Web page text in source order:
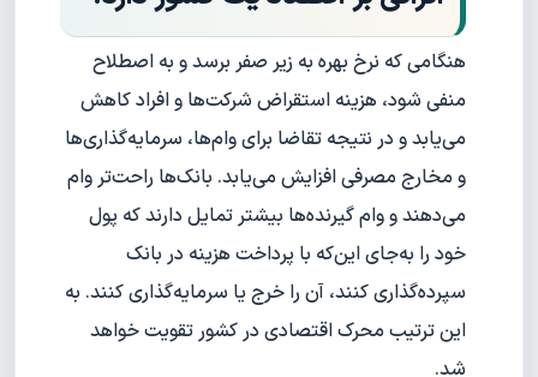
هنگامی که نرخ بهره به زیر صفر برسد و به اصطلاح
منفی شود، هزینه استقراض شرکت‌ها و افراد کاهش
می‌یابد و در نتیجه تقاضا برای وام‌ها، سرمایه‌گذاری‌ها
و مخارج مصرفی افزایش می‌یابد. بانک‌ها راحت‌تر وام
می‌دهند و وام گیرنده‌ها بیشتر تمایل دارند که پول
خود را به‌جای این‌که با پرداخت هزینه در بانک
سپرده‌گذاری کنند، آن را خرج یا سرمایه‌گذاری کنند. به
این ترتیب محرک اقتصادی در کشور تقویت خواهد
شد.